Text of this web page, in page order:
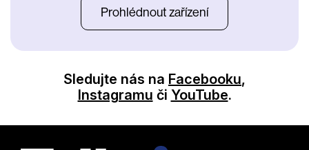
Prohlédnout zařízení
Sledujte nás na Facebooku,
Instagramu či YouTube.